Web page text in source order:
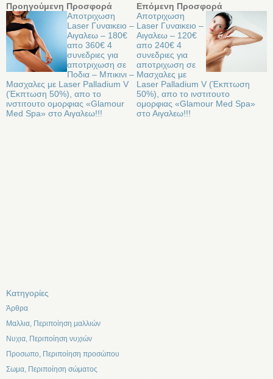
Προηγούμενη Προσφορά
Αποτριχωση
Laser Γυναικειο –
Αιγαλεω – 180€
απο 360€ 4
συνεδριες για
αποτριχωση σε
Ποδια – Μπικινι –
Μασχαλες με Laser Palladium V
(Έκπτωση 50%), απο το
ινστιτουτο ομορφιας «Glamour
Med Spa» στο Αιγαλεω!!!
Επόμενη Προσφορά
Αποτριχωση
Laser Γυναικειο –
Αιγαλεω – 120€
απο 240€ 4
συνεδριες για
αποτριχωση σε
Μασχαλες με
Laser Palladium V (Έκπτωση
50%), απο το ινστιτουτο
ομορφιας «Glamour Med Spa»
στο Αιγαλεω!!!
Kατηγορίες
Άρθρα
Μαλλια, Περιποίηση μαλλιών
Νυχια, Περιποίηση νυχιών
Προσωπο, Περιποίηση προσώπου
Σωμα, Περιποίηση σώματος